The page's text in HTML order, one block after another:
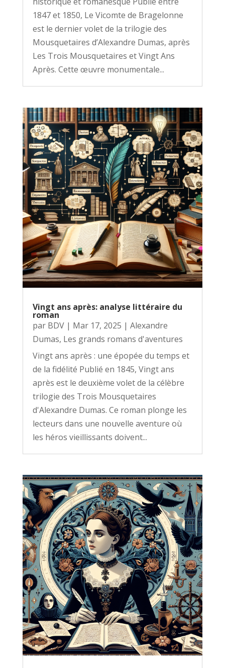
1847 et 1850, Le Vicomte de Bragelonne
est le dernier volet de la trilogie des
Mousquetaires d’Alexandre Dumas, après
Les Trois Mousquetaires et Vingt Ans
Après. Cette œuvre monumentale...
Vingt ans après: analyse littéraire du
roman
par BDV| Mar 17, 2025 | Alexandre
Dumas, Les grands romans d'aventures
Vingt ans après : une épopée du temps et
de la fidélité Publié en 1845, Vingt ans
après est le deuxième volet de la célèbre
trilogie des Trois Mousquetaires
d'Alexandre Dumas. Ce roman plonge les
lecteurs dans une nouvelle aventure où
les héros vieillissants doivent...